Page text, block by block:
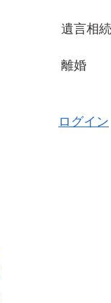
遺言相続
離婚
ログイン